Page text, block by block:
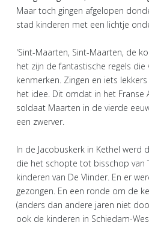
Maar toch gingen afgelopen
stad kinderen met een lichtje
'Sint-Maarten, Sint-Maarten, de
het zijn de fantastische regels die
kenmerken. Zingen en iets
het idee. Dit omdat in het Franse
soldaat Maarten in de vierde
een zwerver.
In de Jacobuskerk in Kethel werd
die het schopte tot bisschop van
kinderen van De Vlinder. En er
gezongen. En een ronde om de
(anders dan andere jaren niet
ook de kinderen in Schiedam-